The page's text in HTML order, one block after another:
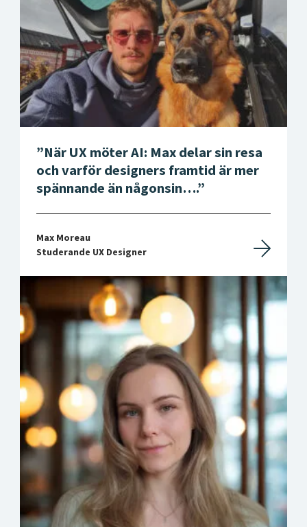
När UX möter AI: Max delar sin resa
och varför designers framtid är mer
spännande än någonsin….
Max Moreau
Studerande UX Designer